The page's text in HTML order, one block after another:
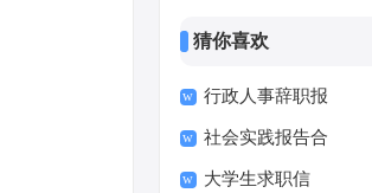
猜你喜欢
行政人事辞职报
告 社会实践报告合
集15篇大学生求职信